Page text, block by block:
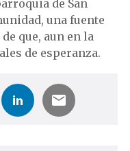
de San
una fuente
que, aun en la
de esperanza.